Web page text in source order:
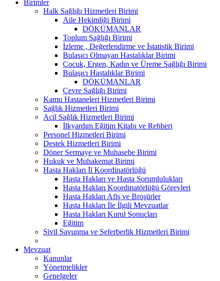
Birimler
Halk Sağlığı Hizmetleri Birimi
Aile Hekimliği Birimi
DÖKÜMANLAR
Toplum Sağlığı Birimi
İzleme , Değerlendirme ve İstatistik Birimi
Bulaşıcı Olmayan Hastalıklar Birimi
Çocuk, Ergen, Kadın ve Üreme Sağlığı Birimi
Bulaşıcı Hastalıklar Birimi
DÖKÜMANLAR
Çevre Sağlığı Birimi
Kamu Hastaneleri Hizmetleri Birimi
Sağlık Hizmetleri Birimi
Acil Sağlık Hizmetleri Birimi
İlkyardım Eğitim Kitabı ve Rehberi
Personel Hizmetleri Birimi
Destek Hizmetleri Birimi
Döner Sermaye ve Muhasebe Birimi
Hukuk ve Muhakemat Birimi
Hasta Hakları İl Koordinatörlüğü
Hasta Hakları ve Hasta Sorumlulukları
Hasta Hakları Koordinatörlüğü Görevleri
Hasta Hakları Afiş ve Broşürler
Hasta Hakları İle İlgili Mevzuatlar
Hasta Hakları Kurul Sonuçları
Eğitim
Sivil Savunma ve Seferberlik Hizmetleri Birimi
Mevzuat
Kanunlar
Yönetmelikler
Genelgeler